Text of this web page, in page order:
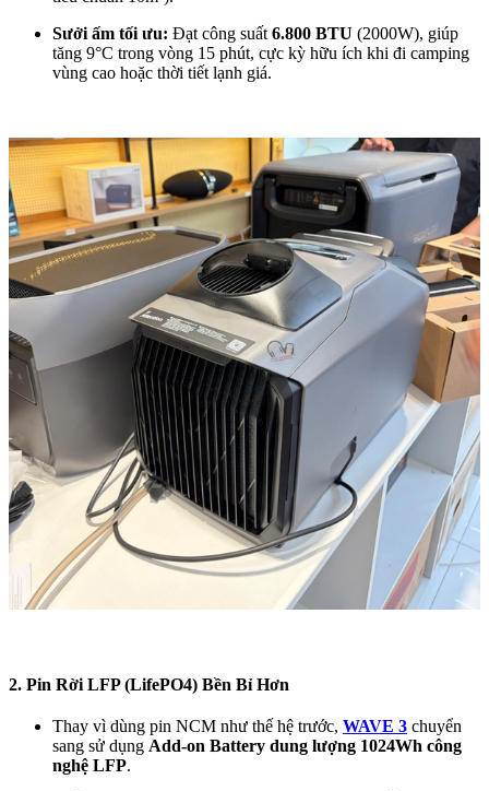
Sưởi ấm tối ưu: Đạt công suất 6.800 BTU (2000W), giúp
tăng 9°C trong vòng 15 phút, cực kỳ hữu ích khi đi camping
vùng cao hoặc thời tiết lạnh giá.
2. Pin Rời LFP (LifePO4) Bền Bỉ Hơn
Thay vì dùng pin NCM như thế hệ trước, WAVE 3 chuyển
sang sử dụng Add-on Battery dung lượng 1024Wh công
nghệ LFP.